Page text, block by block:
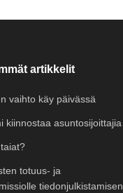
artikkelit
vaihto käy päivässä
kiinnostaa asuntosijoittajia
totuus- ja
tiedonjulkistamisen